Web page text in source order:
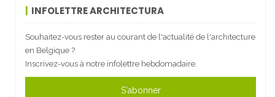
INFOLETTRE ARCHITECTURA
Souhaitez-vous rester au courant de l'actualité de l'architecture
en Belgique ?
Inscrivez-vous à notre infolettre hebdomadaire.
S'abonner